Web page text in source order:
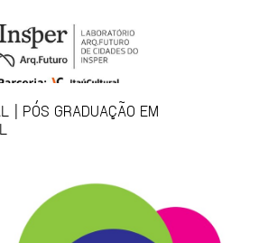
| PÓS GRADUAÇÃO EM